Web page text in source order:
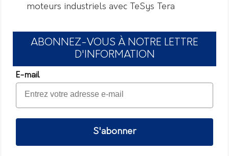
moteurs industriels avec TeSys Tera
ABONNEZ-VOUS À NOTRE LETTRE
D'INFORMATION
E-mail
S'abonner